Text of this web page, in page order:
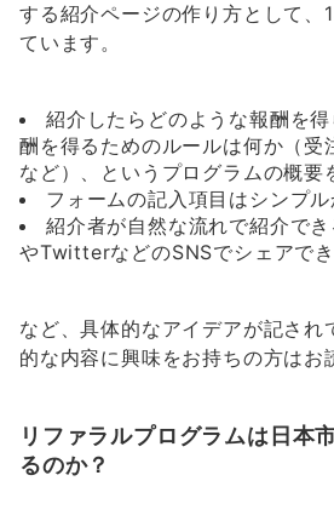
する紹介ページの作り方として、
ています。
紹介したらどのような報酬を
酬を得るためのルールは何か（受
など）、というプログラムの概要
フォームの記入項目はシンプ
紹介者が自然な流れで紹介で
やTwitterなどのSNSでシェアで
など、具体的なアイデアが記され
的な内容に興味をお持ちの方はお
リファラルプログラムは日本
るのか？